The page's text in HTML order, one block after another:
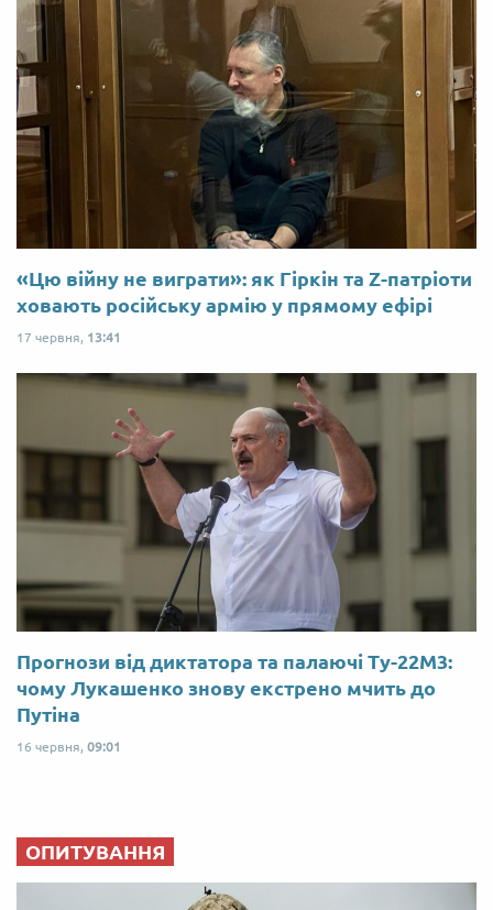
«Цю війну не виграти»: як Гіркін та Z-патріоти
ховають російську армію у прямому ефірі
17 червня, 13:41
Прогнози від диктатора та палаючі Ту-22М3:
чому Лукашенко знову екстрено мчить до
Путіна
16 червня, 09:01
ОПИТУВАННЯ